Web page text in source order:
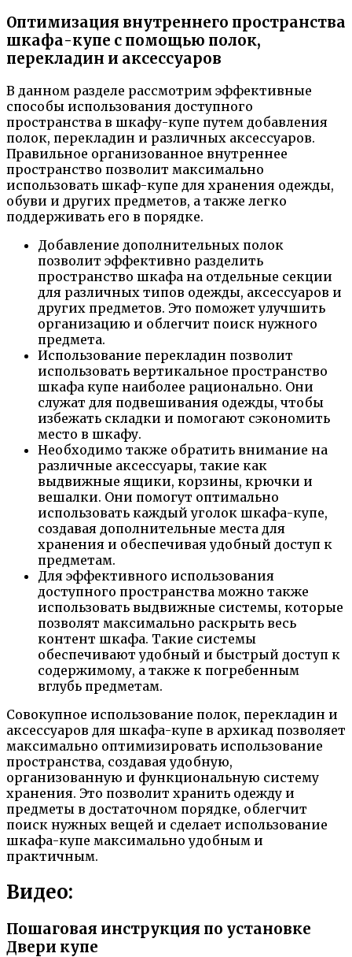
Оптимизация внутреннего пространства
шкафа-купе с помощью полок,
перекладин и аксессуаров
В данном разделе рассмотрим эффективные
способы использования доступного
пространства в шкафу-купе путем добавления
полок, перекладин и различных аксессуаров.
Правильное организованное внутреннее
пространство позволит максимально
использовать шкаф-купе для хранения одежды,
обуви и других предметов, а также легко
поддерживать его в порядке.
Добавление дополнительных полок
позволит эффективно разделить
пространство шкафа на отдельные секции
для различных типов одежды, аксессуаров и
других предметов. Это поможет улучшить
организацию и облегчит поиск нужного
предмета.
Использование перекладин позволит
использовать вертикальное пространство
шкафа купе наиболее рационально. Они
служат для подвешивания одежды, чтобы
избежать складки и помогают сэкономить
место в шкафу.
Необходимо также обратить внимание на
различные аксессуары, такие как
выдвижные ящики, корзины, крючки и
вешалки. Они помогут оптимально
использовать каждый уголок шкафа-купе,
создавая дополнительные места для
хранения и обеспечивая удобный доступ к
предметам.
Для эффективного использования
доступного пространства можно также
использовать выдвижные системы, которые
позволят максимально раскрыть весь
контент шкафа. Такие системы
обеспечивают удобный и быстрый доступ к
содержимому, а также к погребенным
вглубь предметам.
Совокупное использование полок, перекладин и
аксессуаров для шкафа-купе в архикад позволяет
максимально оптимизировать использование
пространства, создавая удобную,
организованную и функциональную систему
хранения. Это позволит хранить одежду и
предметы в достаточном порядке, облегчит
поиск нужных вещей и сделает использование
шкафа-купе максимально удобным и
практичным.
Видео:
Пошаговая инструкция по установке
Двери купе